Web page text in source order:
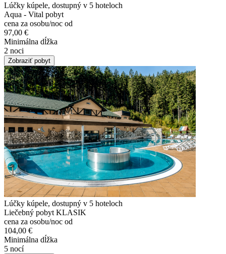
Lúčky kúpele, dostupný v 5 hoteloch
Aqua - Vital pobyt
cena za osobu/noc od
97,00 €
Minimálna dĺžka
2 noci
Zobraziť pobyt
Lúčky kúpele, dostupný v 5 hoteloch
Liečebný pobyt KLASIK
cena za osobu/noc od
104,00 €
Minimálna dĺžka
5 nocí